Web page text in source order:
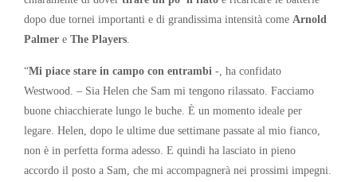
dopo due tornei importanti e di grandissima intensità come Arnold
Palmer e The Players
“Mi piace stare in campo con entrambi -, ha confidato
Westwood. – Sia Helen che Sam mi tengono rilassato. Facciamo
buone chiacchierate lungo le buche. È un momento ideale per
legare. Helen, dopo le ultime due settimane passate al mio fianco,
non è in perfetta forma adesso. E quindi ha lasciato in pieno
accordo il posto a Sam, che mi accompagnerà nei prossimi impegni.